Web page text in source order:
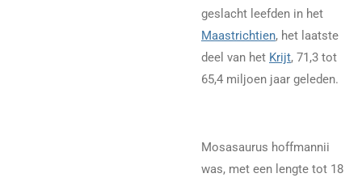
geslacht leefden in het
Maastrichtien, het laatste
deel van het Krijt, 71,3 tot
65,4 miljoen jaar geleden.
Mosasaurus hoffmannii
was, met een lengte tot 18